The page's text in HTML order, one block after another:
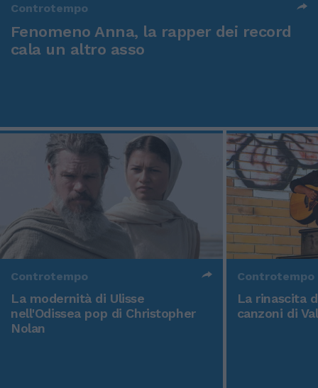
Controtempo
Fenomeno Anna, la rapper dei record
cala un altro asso
Controtempo
La modernità di Ulisse
nell'Odissea pop di Christopher
Nolan
Controtempo
La rinascita
canzoni di